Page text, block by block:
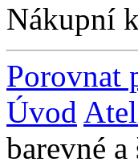
Nákupní
Porovnat
Úvod
barevné